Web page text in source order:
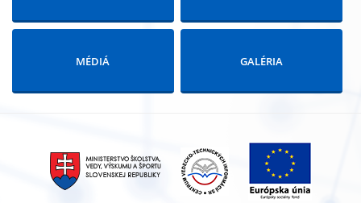
MÉDIÁ GALÉRIA